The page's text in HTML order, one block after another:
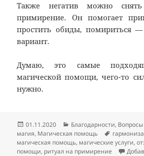
Также негатив можно
примирение. Он помогает
простить обиды, помириться
вариант.
Думаю, это самые
магической помощи, чего-то
нужно.
Опубликовано
01.11.2020 Рубрики
Благодарности,
магия, Магическая помощь Метки
магическая помощь, магические услуги,
помощи, ритуал на примирение